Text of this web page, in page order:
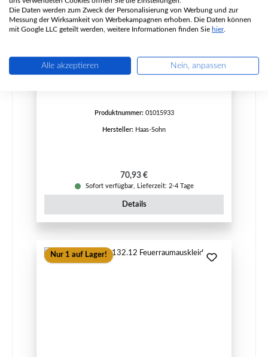
Haas+Sohn Bernau 130.10 Rückwandstein
Produktnummer: 01015933
Hersteller: Haas-Sohn
Regulärer Preis:
70,93 €
Sofort verfügbar, Lieferzeit: 2-4 Tage
Details
Nur 1 auf Lager!
Die Daten werden zum Zweck der Personalisierung von Werbung und zur
Messung der Wirksamkeit von Werbekampagnen erhoben. Die Daten können
mit Google LLC geteilt werden, weitere Informationen finden Sie hier.
Alle akzeptieren Nein, anpassen